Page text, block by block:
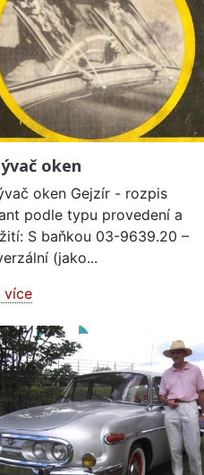
oken
oken Gejzír - rozpis
podle typu provedení a
S baňkou 03-9639.20 –
(jako...
více